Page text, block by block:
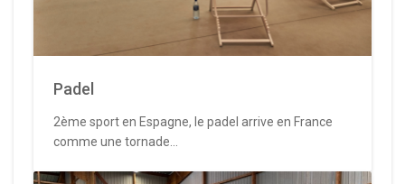
Padel
2ème sport en Espagne, le padel arrive en France
comme une tornade...